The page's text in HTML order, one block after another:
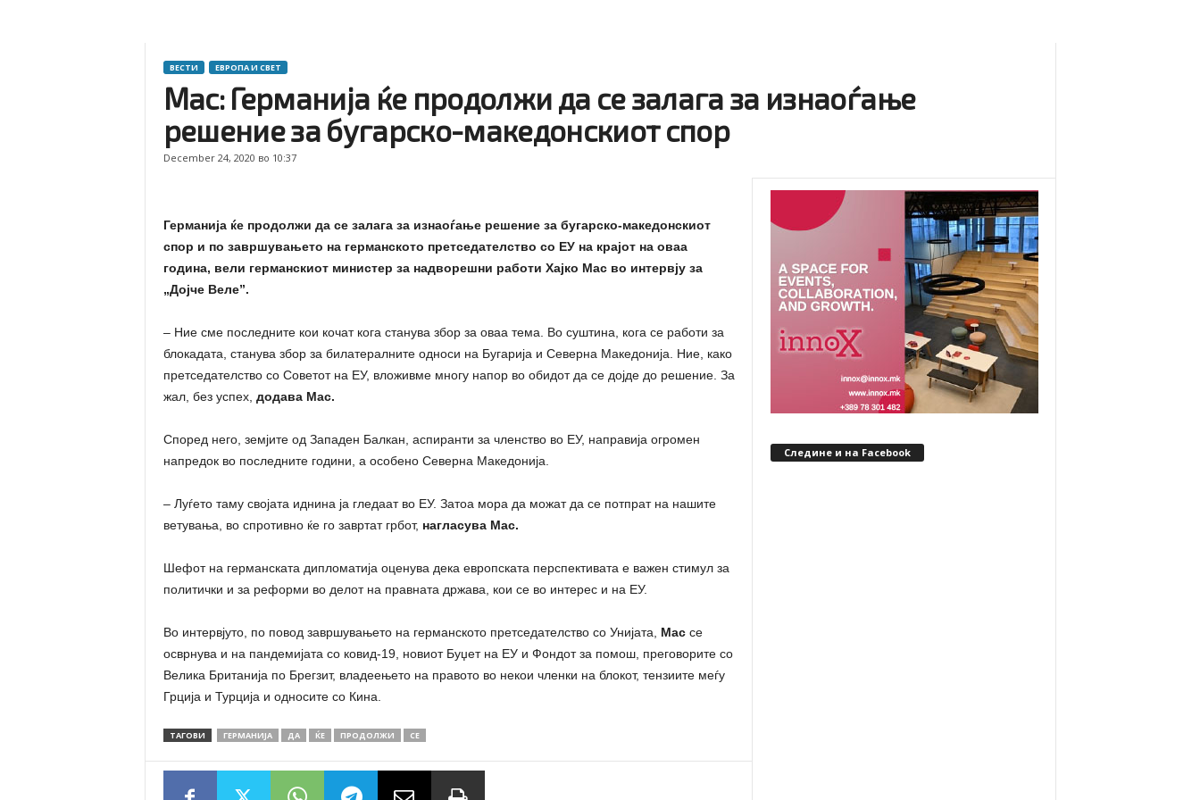
ВЕСТИ ЕВРОПА И СВЕТ
Мас: Германија ќе продолжи да се залага за изнаоѓање
решение за бугарско-македонскиот спор
December 24, 2020 во 10:37
Германија ќе продолжи да се залага за изнаоѓање решение за бугарско-македонскиот
спор и по завршувањето на германското претседателство со ЕУ на крајот на оваа
година, вели германскиот министер за надворешни работи Хајко Мас во интервју за
„Дојче Веле”.
– Ние сме последните кои кочат кога станува збор за оваа тема. Во суштина, кога се работи за
блокадата, станува збор за билатералните односи на Бугарија и Северна Македонија. Ние, како
претседателство со Советот на ЕУ, вложивме многу напор во обидот да се дојде до решение. За
жал, без успех, додава Мас.
Според него, земјите од Западен Балкан, аспиранти за членство во ЕУ, направија огромен
напредок во последните години, а особено Северна Македонија.
– Луѓето таму својата иднина ја гледаат во ЕУ. Затоа мора да можат да се потпрат на нашите
ветувања, во спротивно ќе го завртат грбот, нагласува Мас.
Шефот на германската дипломатија оценува дека европската перспективата е важен стимул за
политички и за реформи во делот на правната држава, кои се во интерес и на ЕУ.
Во интервјуто, по повод завршувањето на германското претседателство со Унијата, Массе
осврнува и на пандемијата со ковид-19, новиот Буџет на ЕУ и Фондот за помош, преговорите со
Велика Британија по Брегзит, владеењето на правото во некои членки на блокот, тензиите меѓу
Грција и Турција и односите со Кина.
ТАГОВИ ГЕРМАНИЈА ДА ЌЕ ПРОДОЛЖИ СЕ
Следине и на Facebook